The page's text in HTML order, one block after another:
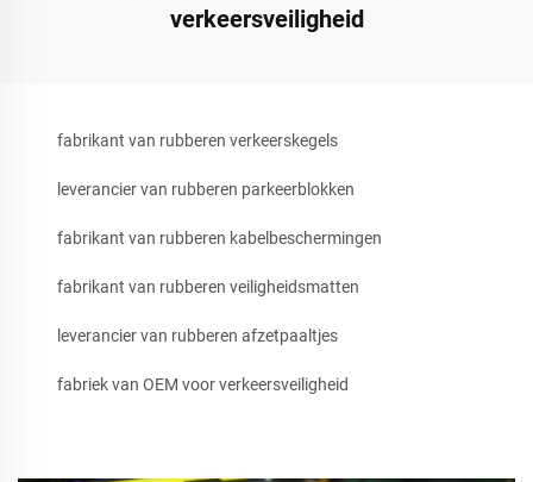
verkeersveiligheid
fabrikant van rubberen verkeerskegels
leverancier van rubberen parkeerblokken
fabrikant van rubberen kabelbeschermingen
fabrikant van rubberen veiligheidsmatten
leverancier van rubberen afzetpaaltjes
fabriek van OEM voor verkeersveiligheid